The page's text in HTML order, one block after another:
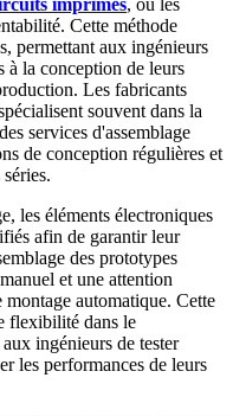
Cette méthode
permettant aux ingénieurs
à la conception de leurs
Les fabricants
souvent dans la
services d'assemblage
de conception régulières et
les éléments électroniques
afin de garantir leur
des prototypes
et une attention
automatique. Cette
flexibilité dans le
ingénieurs de tester
les performances de leurs